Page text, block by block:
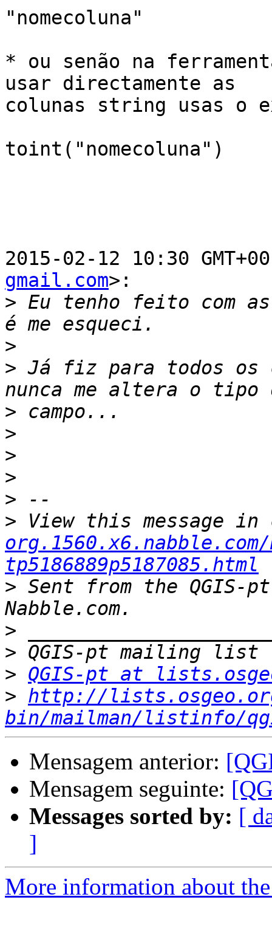
"nomecoluna"
* ou senão na
usar directamente as
colunas string usas o
toint("nomecoluna")
2015-02-12 10:30
gmail.com>:
> Eu tenho feito com
>
> Já fiz para todos os
>
>
>
>
>
> View this message
org.1560.x6.nabble.com/
tp5186889p5187085.html
> Sent from the
>
>
> QGIS-pt at
> http://
bin/mailman/listinfo/
Mensagem anterior:
Mensagem seguinte:
Messages sorted by: [
]
More information about